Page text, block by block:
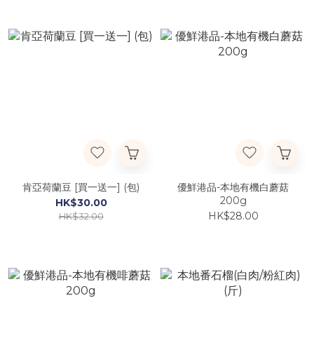
肯亞荷蘭豆 [買一送一] (包)
HK$30.00
HK$32.00
優鮮港品-本地有機白蘑菇
200g
HK$28.00